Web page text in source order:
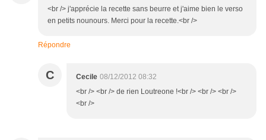
<br /> j'apprécie la recette sans beurre et j'aime bien le verso
en petits nounours. Merci pour la recette.<br />
Répondre
C Cecile 08/12/2012 08:32
<br /> <br /> de rien Loutreone !<br /> <br /> <br />
<br />